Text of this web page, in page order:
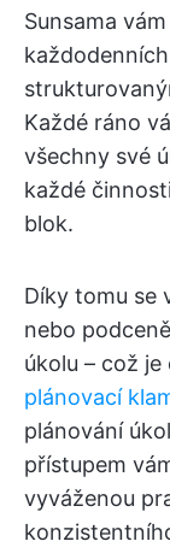
Sunsama
Každé ráno
všechny své
každé
blok.
Díky tomu se
nebo
úkolu – což
plánovací
plánování
přístupem
vyváženou